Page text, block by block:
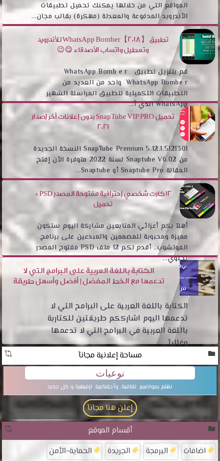
المواقع التي من خلالها يمكنك تحميل تطبيقات
الأندروبد المدفوعة والمعدلة (مهكرة) بقالب مجان...
تطبيق WhatsApp Bomber【2018】 للأندرويد
وتعطيل واتساب الأصدقاء 😋😉
قم بتنزيل تطبيق WhatsApp Bomb e r
WhatsApp Bombe r واحد من العديد من
التطبيقات التكميلية لتطبيق المراسلة الشهير
WhatsApp الذي أ...
تحميل SnapTube VIP PRO بدون إعلانات أخر إصدار
2021
SnapTube Premium 5.12.1.5121301 النسخة الجديدة
من Snaptube V6.02 لسنة 2022 متوفرة الأن إفتح
المقالة Snaptube Pro أو Snaptube...
12 كارت شخصي إحترافية مفتوحة المصدر PSD +
تحميل
أهلآ بكم أعزائي المتابعين مشاركة اليوم ستكون
مميزة ومحبوبة للمصممين والمبدعين على برنامج
الفوتشوب.. أقدم لكم 12 ملف PSD مفتوح المصدر
يحتوي...
الكتابة باللغة العربية على البرامج التي لا
تدعمها مع الخط المفضل | أفضل وأسهل طريقة
الكتابة باللغة العربية على البرامح التي لا
تدعمها اليوم اشارككم طريقتين للكتاربة
باللغة العربية في البرامج التي لا تدعمها
وغالبآ ...
مساحة إعلانية مجانآ
نوعيات
نهتم بمواضيع .تقافية. وأجتماعية. ترفيهية و كل جديد
إعلن هنا مجانآ
أقسام الموقع
اضافات البرمجة الجريدة الحماية-الأمن